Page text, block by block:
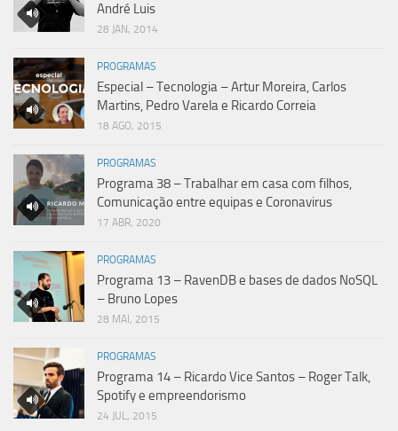
André Luis
28 JAN, 2014
PROGRAMAS
Especial – Tecnologia – Artur Moreira, Carlos
Martins, Pedro Varela e Ricardo Correia
18 AGO, 2015
PROGRAMAS
Programa 38 – Trabalhar em casa com filhos,
Comunicação entre equipas e Coronavirus
17 ABR, 2020
PROGRAMAS
Programa 13 – RavenDB e bases de dados NoSQL
– Bruno Lopes
28 MAI, 2015
PROGRAMAS
Programa 14 – Ricardo Vice Santos – Roger Talk,
Spotify e empreendorismo
24 JUL, 2015